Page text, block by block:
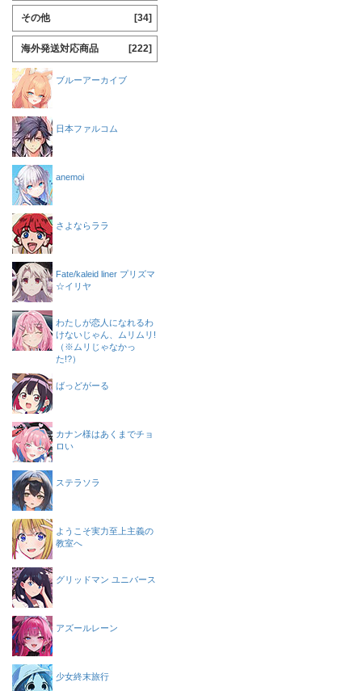
その他 [34]
海外発送対応商品 [222]
ブルーアーカイブ
日本ファルコム
anemoi
さよならララ
Fate/kaleid liner プリズマ
☆イリヤ
わたしが恋人になれるわ
けないじゃん、ムリムリ!
（※ムリじゃなかっ
た!?）
ばっどがーる
カナン様はあくまでチョ
ロい
ステラソラ
ようこそ実力至上主義の
教室へ
グリッドマン ユニバース
アズールレーン
少女終末旅行